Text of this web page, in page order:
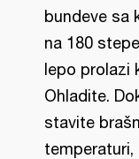
bundeve sa
na 180
lepo prolazi
Ohladite.
stavite
temperaturi,